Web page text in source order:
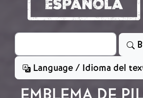
Search
Language / Idioma del